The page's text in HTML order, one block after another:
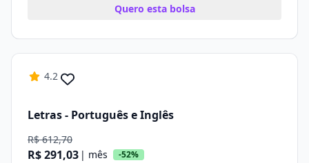
Quero esta bolsa
4.2
Letras - Português e Inglês
R$ 612,70
R$ 291,03 | mês -52%